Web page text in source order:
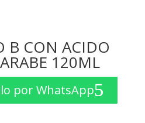
B CON ACIDO
120ML
por WhatsApp